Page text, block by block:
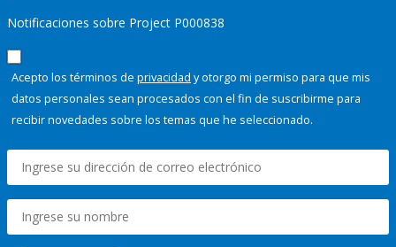
Notificaciones sobre Project P000838
Acepto los términos de privacidad y otorgo mi permiso para que mis
datos personales sean procesados con el fin de suscribirme para
recibir novedades sobre los temas que he seleccionado.